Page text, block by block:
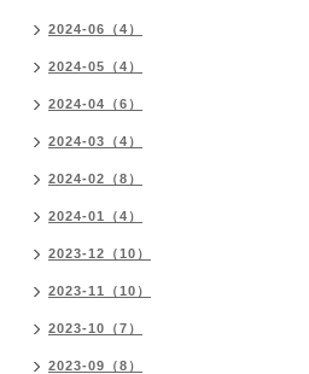
2024-06（4）
2024-05（4）
2024-04（6）
2024-03（4）
2024-02（8）
2024-01（4）
2023-12（10）
2023-11（10）
2023-10（7）
2023-09（8）